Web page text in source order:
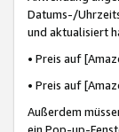
Datums-/
und aktualisiert
• Preis auf
• Preis auf
Außerdem
ein Pop-up-